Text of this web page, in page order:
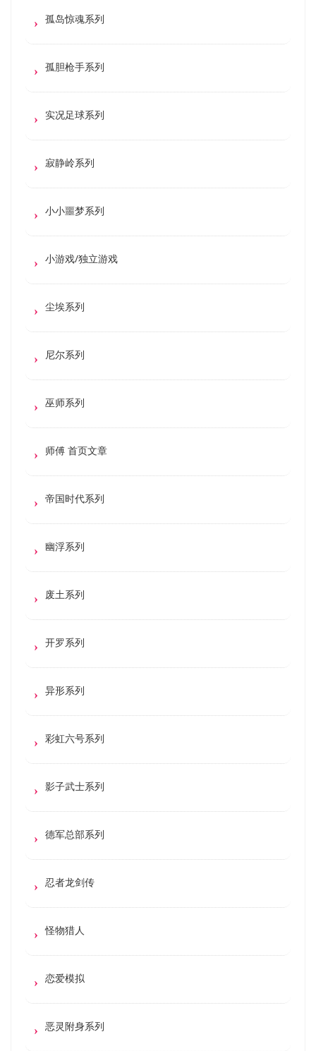
孤岛惊魂系列
孤胆枪手系列
实况足球系列
寂静岭系列
小小噩梦系列
小游戏/独立游戏
尘埃系列
尼尔系列
巫师系列
师傅 首页文章
帝国时代系列
幽浮系列
废土系列
开罗系列
异形系列
彩虹六号系列
影子武士系列
德军总部系列
忍者龙剑传
怪物猎人
恋爱模拟
恶灵附身系列